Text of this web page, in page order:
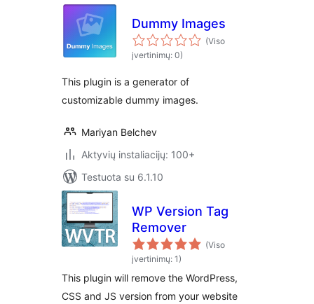
Dummy Images
(Viso
įvertinimų: 0)
This plugin is a generator of
customizable dummy images.
Mariyan Belchev
Aktyvių instaliacijų: 100+
Testuota su 6.1.10
WP Version Tag
Remover
(Viso
įvertinimų: 1)
This plugin will remove the WordPress,
CSS and JS version from your website